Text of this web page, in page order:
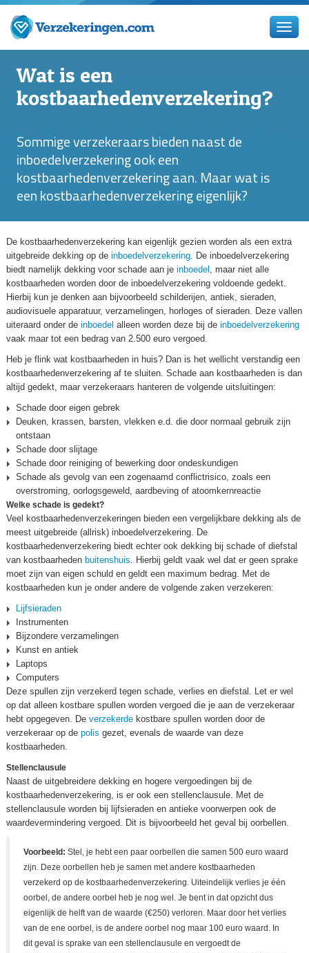
Wat is een
kostbaarhedenverzekering?
Sommige verzekeraars bieden naast de
inboedelverzekering ook een
kostbaarhedenverzekering aan. Maar wat is
een kostbaarhedenverzekering eigenlijk?
De kostbaarhedenverzekering kan eigenlijk gezien worden als een extra
uitgebreide dekking op de inboedelverzekering. De inboedelverzekering
biedt namelijk dekking voor schade aan je inboedel , maar niet alle
kostbaarheden worden door de inboedelverzekering voldoende gedekt.
Hierbij kun je denken aan bijvoorbeeld schilderijen, antiek, sieraden,
audiovisuele apparatuur, verzamelingen, horloges of sieraden. Deze vallen
uiteraard onder de inboedel alleen worden deze bij de inboedelverzekering
vaak maar tot een bedrag van 2.500 euro vergoed.
Heb je flink wat kostbaarheden in huis? Dan is het wellicht verstandig een
kostbaarhedenverzekering af te sluiten. Schade aan kostbaarheden is dan
altijd gedekt, maar verzekeraars hanteren de volgende uitsluitingen:
Schade door eigen gebrek
Deuken, krassen, barsten, vlekken e.d. die door normaal gebruik zijn
ontstaan
Schade door slijtage
Schade door reiniging of bewerking door ondeskundigen
Schade als gevolg van een zogenaamd conflictrisico, zoals een
overstroming, oorlogsgeweld, aardbeving of atoomkernreactie
Welke schade is gedekt?
Veel kostbaarhedenverzekeringen bieden een vergelijkbare dekking als de
meest uitgebreide (allrisk) inboedelverzekering. De
kostbaarhedenverzekering biedt echter ook dekking bij schade of diefstal
van kostbaarheden buitenshuis. Hierbij geldt vaak wel dat er geen sprake
moet zijn van eigen schuld en geldt een maximum bedrag. Met de
kostbaarheden kun je onder andere de volgende zaken verzekeren:
Lijfsieraden
Instrumenten
Bijzondere verzamelingen
Kunst en antiek
Laptops
Computers
Deze spullen zijn verzekerd tegen schade, verlies en diefstal. Let er wel
op dat alleen kostbare spullen worden vergoed die je aan de verzekeraar
hebt opgegeven. De verzekerde kostbare spullen worden door de
verzekeraar op de polis gezet, evenals de waarde van deze
kostbaarheden.
Stellenclausule
Naast de uitgebreidere dekking en hogere vergoedingen bij de
kostbaarhedenverzekering, is er ook een stellenclausule. Met de
stellenclausule worden bij lijfsieraden en antieke voorwerpen ook de
waardevermindering vergoed. Dit is bijvoorbeeld het geval bij oorbellen.
Voorbeeld: Stel, je hebt een paar oorbellen die samen 500 euro waard
zijn. Deze oorbellen heb je samen met andere kostbaarheden
verzekerd op de kostbaarhedenverzekering. Uiteindelijk verlies je één
oorbel, de andere oorbel heb je nog wel. Je bent in dat opzicht dus
eigenlijk de helft van de waarde (€250) verloren. Maar door het verlies
van de ene oorbel, is de andere oorbel nog maar 100 euro waard. In
dit geval is sprake van een stellenclausule en vergoedt de